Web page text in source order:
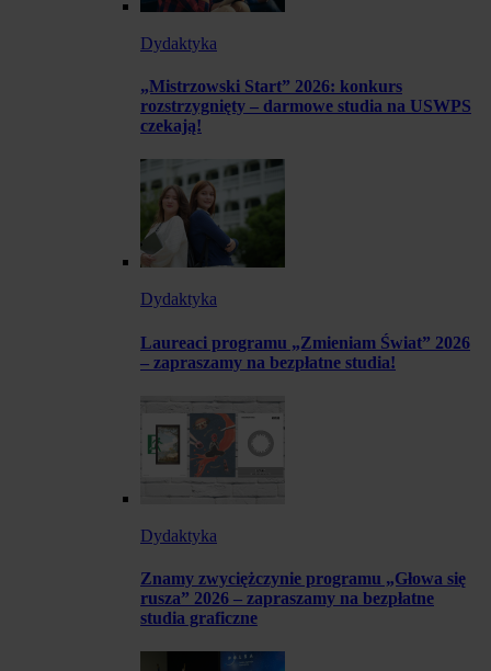
Dydaktyka
„Mistrzowski Start” 2026: konkurs
rozstrzygnięty – darmowe studia na USWPS
czekają!
Dydaktyka
Laureaci programu „Zmieniam Świat” 2026
– zapraszamy na bezpłatne studia!
Dydaktyka
Znamy zwyciężczynie programu „Głowa się
rusza” 2026 – zapraszamy na bezpłatne
studia graficzne